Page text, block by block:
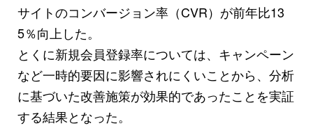
サイトのコンバージョン率（CVR）が前年比13
5％向上した。
とくに新規会員登録率については、キャンペーン
など一時的要因に影響されにくいことから、分析
に基づいた改善施策が効果的であったことを実証
する結果となった。